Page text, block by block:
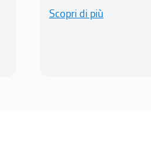
Scopri di più